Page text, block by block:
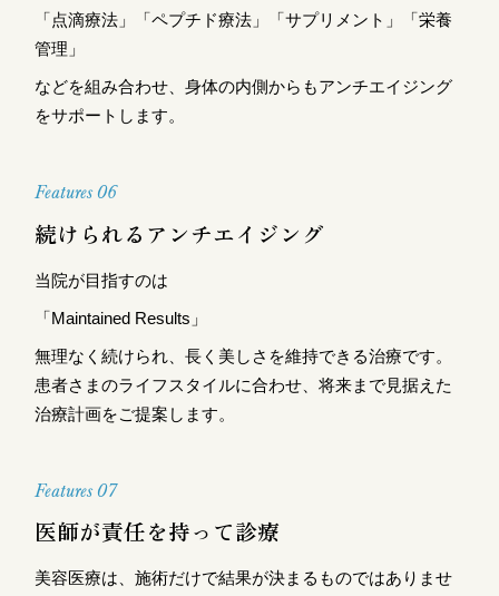
「点滴療法」「ペプチド療法」「サプリメント」「栄養
管理」
などを組み合わせ、身体の内側からもアンチエイジング
をサポートします。
Features 06
続けられるアンチエイジング
当院が目指すのは
「Maintained Results」
無理なく続けられ、長く美しさを維持できる治療です。
患者さまのライフスタイルに合わせ、将来まで見据えた
治療計画をご提案します。
Features 07
医師が責任を持って診療
美容医療は、施術だけで結果が決まるものではありませ